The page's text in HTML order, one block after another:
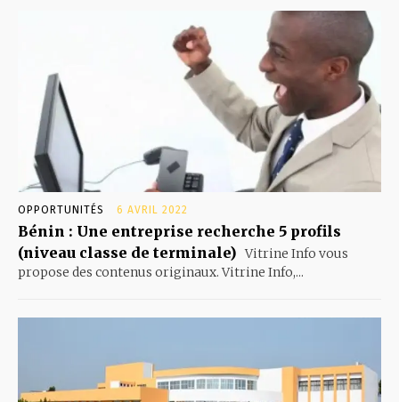
OPPORTUNITÉS 6 AVRIL 2022
Bénin : Une entreprise recherche 5 profils
(niveau classe de terminale) Vitrine Info vous
propose des contenus originaux. Vitrine Info,...